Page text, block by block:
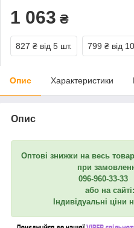
1 063 ₴
827 ₴ від 5 шт. 799 ₴ від
Опис Характеристики
Опис
Оптові знижки на весь
при
096-960-33-
або на
Індивідуальні ціни